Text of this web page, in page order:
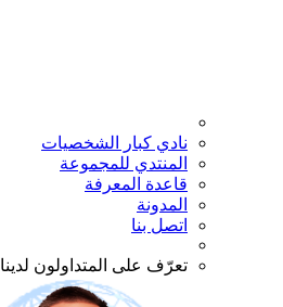
نادي كبار الشخصيات
المنتدي للمجموعة
قاعدة المعرفة
المدونة
اتصل بنا
تعرّف على المتداولون لدينا